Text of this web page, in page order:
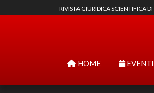
RIVISTA GIURIDICA SCIENTIFICA DI
HOME EVENTI